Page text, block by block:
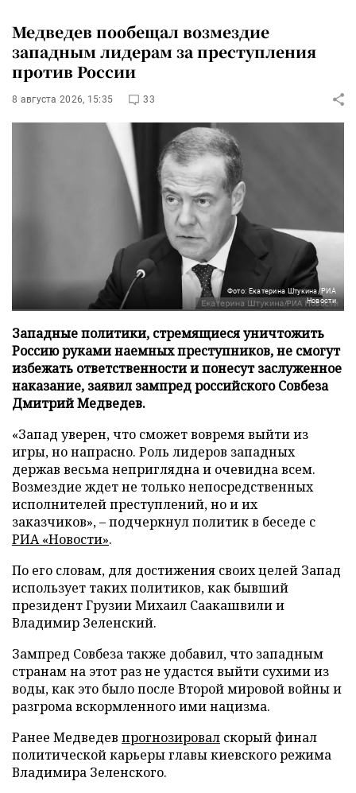
Медведев пообещал возмездие
западным лидерам за преступления
против России
8 августа 2026, 15:35 33
Фото: Екатерина Штукина/РИА
Новости
Западные политики, стремящиеся уничтожить
Россию руками наемных преступников, не смогут
избежать ответственности и понесут заслуженное
наказание, заявил зампред российского Совбеза
Дмитрий Медведев.
«Запад уверен, что сможет вовремя выйти из
игры, но напрасно. Роль лидеров западных
держав весьма неприглядна и очевидна всем.
Возмездие ждет не только непосредственных
исполнителей преступлений, но и их
заказчиков», – подчеркнул политик в беседе с
РИА «Новости».
По его словам, для достижения своих целей Запад
использует таких политиков, как бывший
президент Грузии Михаил Саакашвили и
Владимир Зеленский.
Зампред Совбеза также добавил, что западным
странам на этот раз не удастся выйти сухими из
воды, как это было после Второй мировой войны и
разгрома вскормленного ими нацизма.
Ранее Медведев прогнозировал скорый финал
политической карьеры главы киевского режима
Владимира Зеленского.